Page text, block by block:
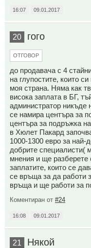
16:07 09.01.2017
20 гого
ОТГОВОР
до продавача с 4
на глупостите, които
моя страна. Няма как
висока заплата в БГ,
администратор никъде
се намира центъра за
центъра за подръжка
в Хюлет Пакард
1000-1300 евро за най-
добрите специалисти(
мнения и ще разберете
заплатите, които се
се връща за да работи
връща и ще работи за
Коментиран от #24
16:08 09.01.2017
21 Някой